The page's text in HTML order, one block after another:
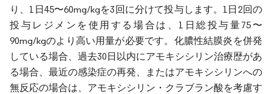
り、1日45〜60mg/kgを3回に分けて投与します。1日2回の
投与レジメンを使用する場合は、1日総投与量75〜
90mg/kgのより高い用量が必要です。化膿性結膜炎を併発
している場合、過去30日以内にアモキシシリン治療歴があ
る場合、最近の感染症の再発、またはアモキシシリンへの
無反応の場合は、アモキシシリン・クラブラン酸を考慮す